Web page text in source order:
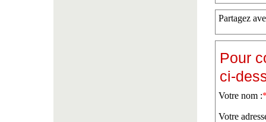
Partagez
Pour
ci-
Votre nom :
Votre